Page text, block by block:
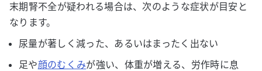
末期腎不全が疑われる場合は、次のような症状が目安と
なります。
尿量が著しく減った、あるいはまったく出ない
足や顔のむくみが強い、体重が増える、労作時に息